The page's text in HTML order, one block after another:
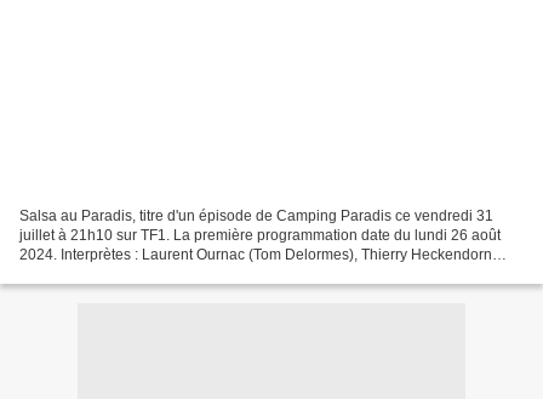
Salsa au Paradis, titre d'un épisode de Camping Paradis ce vendredi 31
juillet à 21h10 sur TF1. La première programmation date du lundi 26 août
2024. Interprètes : Laurent Ournac (Tom Delormes), Thierry Heckendorn